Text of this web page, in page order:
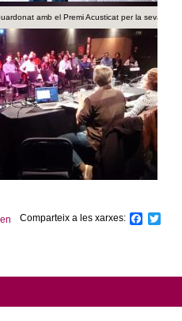
amb el Premi Acusticat per la seva
Comparteix a les xarxes:
k